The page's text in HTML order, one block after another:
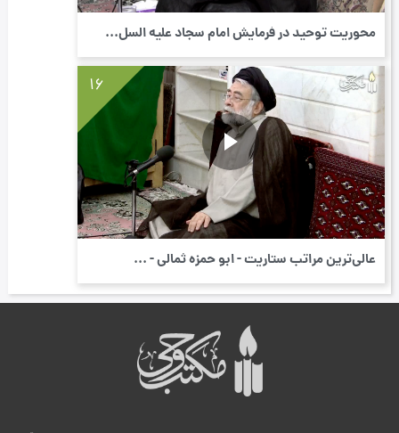
محوریت توحید در فرمایش امام سجاد علیه السل...
16
عالی‌ترین مراتب ستاریت - ابو حمزه ثمالی - ...